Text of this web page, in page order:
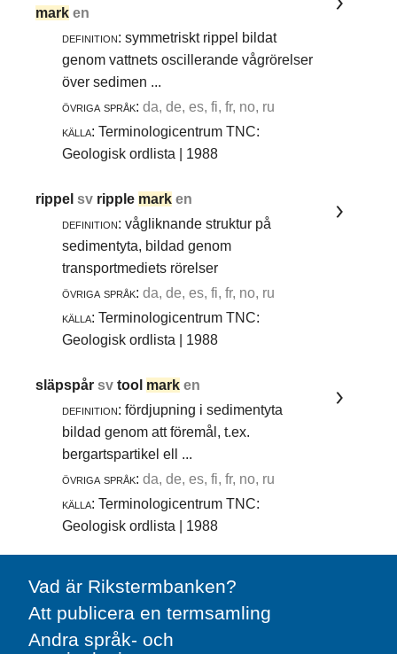
mark en
definition: symmetriskt rippel bildat
genom vattnets oscillerande vågrörelser
över sedimen ...
övriga språk: da, de, es, fi, fr, no, ru
källa: Terminologicentrum TNC:
Geologisk ordlista | 1988
rippelsv ripple mark en
definition: vågliknande struktur på
sedimentyta, bildad genom
transportmediets rörelser
övriga språk: da, de, es, fi, fr, no, ru
källa: Terminologicentrum TNC:
Geologisk ordlista | 1988
släpspårsvtool mark en
definition: fördjupning i sedimentyta
bildad genom att föremål, t.ex.
bergartspartikel ell ...
övriga språk: da, de, es, fi, fr, no, ru
källa: Terminologicentrum TNC:
Geologisk ordlista | 1988
Vad är Rikstermbanken?
Att publicera en termsamling
Andra språk- och